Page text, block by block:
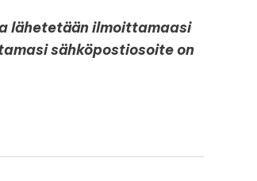
lähetetään ilmoittamaasi
sähköpostiosoite on